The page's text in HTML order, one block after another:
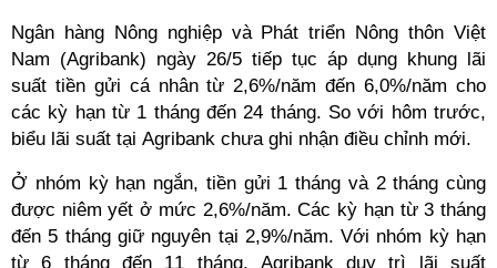
Ngân hàng Nông nghiệp và Phát triển Nông thôn Việt
Nam (Agribank) ngày 26/5 tiếp tục áp dụng khung lãi
suất tiền gửi cá nhân từ 2,6%/năm đến 6,0%/năm cho
các kỳ hạn từ 1 tháng đến 24 tháng. So với hôm trước,
biểu lãi suất tại Agribank chưa ghi nhận điều chỉnh mới.
Ở nhóm kỳ hạn ngắn, tiền gửi 1 tháng và 2 tháng cùng
được niêm yết ở mức 2,6%/năm. Các kỳ hạn từ 3 tháng
đến 5 tháng giữ nguyên tại 2,9%/năm. Với nhóm kỳ hạn
từ 6 tháng đến 11 tháng, Agribank duy trì lãi suất